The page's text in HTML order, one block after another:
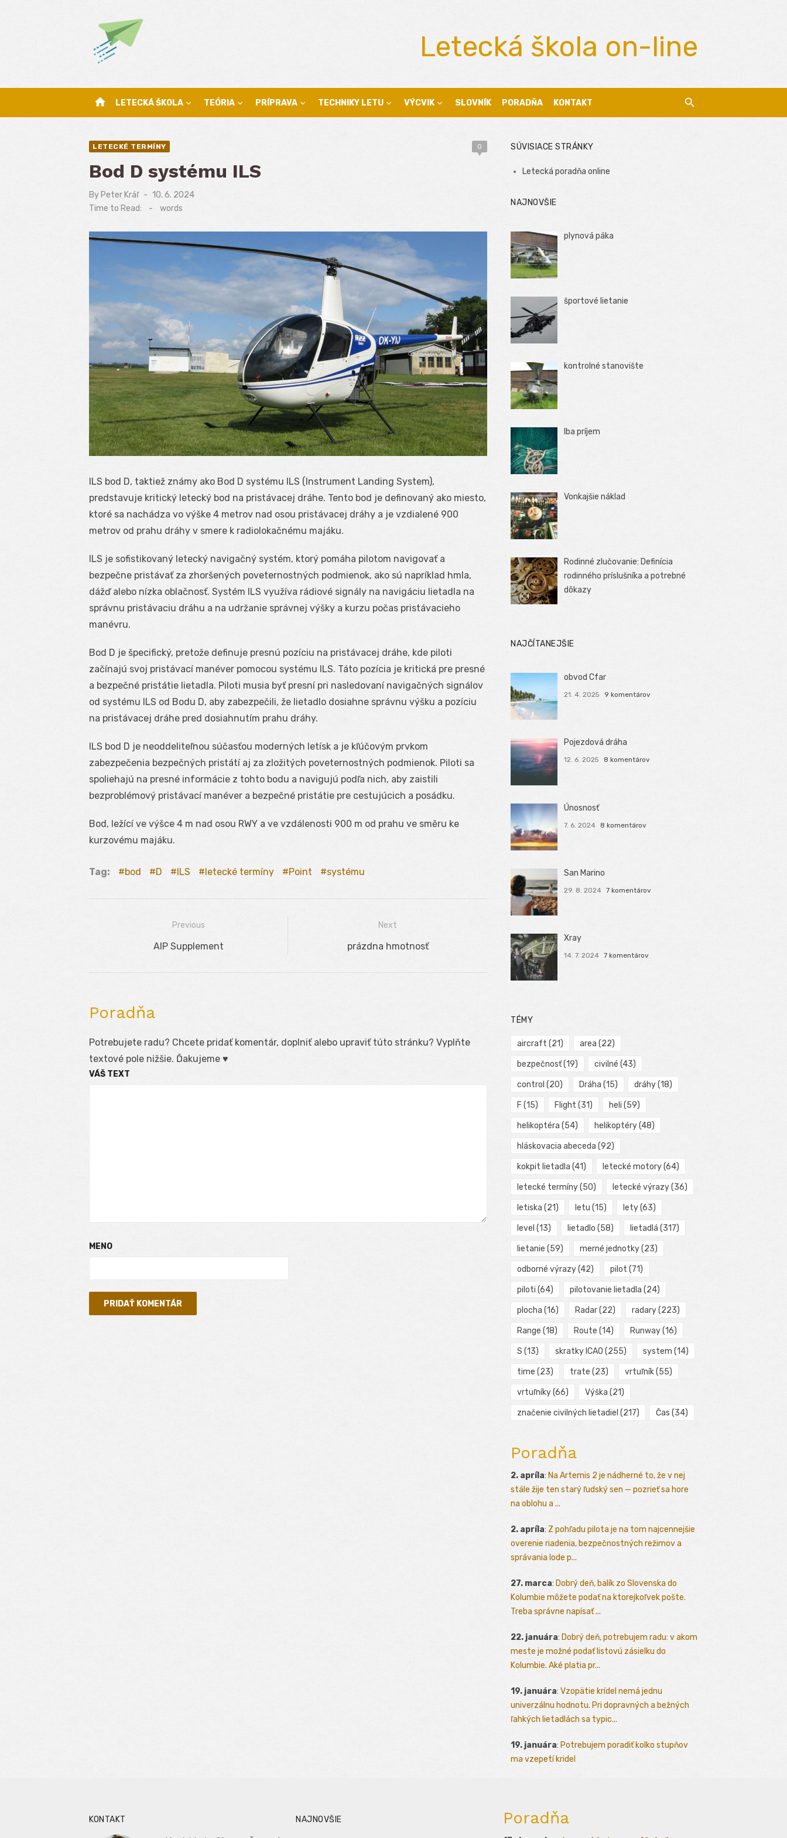
Letecká škola on-line
home LETECKÁ ŠKOLA TEÓRIA PRÍPRAVA TECHNIKY LETU VÝCVIK SLOVNÍK PORADŇA KONTAKT
LETECKÉ TERMÍNY 0
Bod D systému ILS
By Peter Kráľ
Posted
on
10. 6. 2024
Time to Read:
- words
ILS bod D, taktiež známy ako Bod D systému ILS (Instrument Landing System),
predstavuje kritický letecký bod na pristávacej dráhe. Tento bod je definovaný ako miesto,
ktoré sa nachádza vo výške 4 metrov nad osou pristávacej dráhy a je vzdialené 900
metrov od prahu dráhy v smere k radiolokačnému majáku.
ILS je sofistikovaný letecký navigačný systém, ktorý pomáha pilotom navigovať a
bezpečne pristávať za zhoršených poveternostných podmienok, ako sú napríklad hmla,
dážď alebo nízka oblačnosť. Systém ILS využíva rádiové signály na navigáciu lietadla na
správnu pristávaciu dráhu a na udržanie správnej výšky a kurzu počas pristávacieho
manévru.
Bod D je špecifický, pretože definuje presnú pozíciu na pristávacej dráhe, kde piloti
začínajú svoj pristávací manéver pomocou systému ILS. Táto pozícia je kritická pre presné
a bezpečné pristátie lietadla. Piloti musia byť presní pri nasledovaní navigačných signálov
od systému ILS od Bodu D, aby zabezpečili, že lietadlo dosiahne správnu výšku a pozíciu
na pristávacej dráhe pred dosiahnutím prahu dráhy.
ILS bod D je neoddeliteľnou súčasťou moderných letísk a je kľúčovým prvkom
zabezpečenia bezpečných pristátí aj za zložitých poveternostných podmienok. Piloti sa
spoliehajú na presné informácie z tohto bodu a navigujú podľa nich, aby zaistili
bezproblémový pristávací manéver a bezpečné pristátie pre cestujúcich a posádku.
Bod, ležící ve výšce 4 m nad osou RWY a ve vzdálenosti 900 m od prahu ve směru ke
kurzovému majáku.
Tag: bod D ILS letecké termíny Point systému
Navigácia
Previous
Previous
AIP Supplement
Next
Next
prázdna hmotnosť
Poradňa
Potrebujete radu? Chcete pridať komentár, doplniť alebo upraviť túto stránku? Vyplňte
textové pole nižšie. Ďakujeme ♥
VÁŠ TEXT
MENO
SÚVISIACE STRÁNKY
Letecká poradňa online
NAJNOVŠIE
plynová páka
športové lietanie
kontrolné stanovište
Iba príjem
Vonkajšie náklad
Rodinné zlučovanie: Definícia
rodinného príslušníka a potrebné
dôkazy
NAJČÍTANEJŠIE
obvod Cfar
21. 4. 2025 9 komentárov
Pojezdová dráha
12. 6. 2025 8 komentárov
Únosnosť
7. 6. 2024 8 komentárov
San Marino
29. 8. 2024 7 komentárov
Xray
14. 7. 2024 7 komentárov
TÉMY
aircraft (21) area (22)
bezpečnosť(19) civilné (43)
control (20) Dráha (15) dráhy(18)
F (15) Flight (31) heli (59)
helikoptéra (54) helikoptéry(48)
hláskovacia abeceda (92)
kokpit lietadla (41) letecké motory(64)
letecké termíny(50) letecké výrazy(36)
letiska (21) letu (15) lety(63)
level (13) lietadlo (58) lietadlá (317)
lietanie (59) merné jednotky(23)
odborné výrazy(42) pilot (71)
piloti (64) pilotovanie lietadla (24)
plocha (16) Radar(22) radary(223)
Range (18) Route (14) Runway(16)
S (13) skratky ICAO (255) system (14)
time (23) trate (23) vrtuľník(55)
vrtuľníky(66) Výška (21)
značenie civilných lietadiel (217) Čas (34)
Poradňa
2. apríla: Na Artemis 2 je nádherné to, že v nej
stále žije ten starý ľudský sen — pozrieť sa hore
na oblohu a ...
2. apríla: Z pohľadu pilota je na tom najcennejšie
overenie riadenia, bezpečnostných režimov a
správania lode p...
27. marca: Dobrý deň, balík zo Slovenska do
Kolumbie môžete podať na ktorejkoľvek pošte.
Treba správne napísať ...
22. januára: Dobrý deň, potrebujem radu: v akom
meste je možné podať listovú zásielku do
Kolumbie. Aké platia pr...
19. januára: Vzopätie krídel nemá jednu
univerzálnu hodnotu. Pri dopravných a bežných
ľahkých lietadlách sa typic...
19. januára: Potrebujem poradiť kolko stupňov
ma vzepetí kridel
KONTAKT NAJNOVŠIE Poradňa